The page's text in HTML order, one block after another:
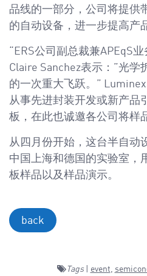
品线的一部分，公司将提供
的自动设备，进一步提高产
“ERS公司副总裁兼APEqS
Claire Sanchez表示：”光学
的一次重大飞跃。”
从事先进封装开发或新产品
板，在此也诚邀各公司将样
从四月份开始，这台半自动
中国上海和德国的实验室，
板样品以及样品演示。
back
Tags| event,